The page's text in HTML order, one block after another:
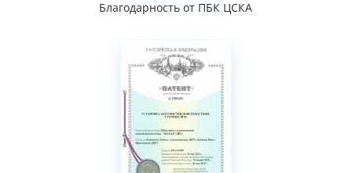
Благодарность от ПБК ЦСКА